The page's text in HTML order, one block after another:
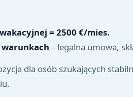
= 2500 €/mies.
– legalna umowa,
dla osób szukających